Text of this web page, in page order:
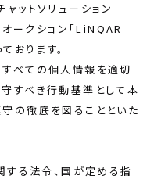
ットソリューション
ークション「LiNQAR
ります。
べての個人情報を適切
すべき行動基準として本
の徹底を図ることといた
る法令、国が定める指